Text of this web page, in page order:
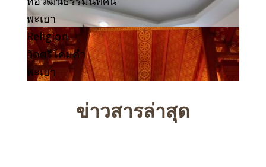
พะเยา
Religion
วัดศรีโคมคำ
พะเยา
ข่าวสารล่าสุด